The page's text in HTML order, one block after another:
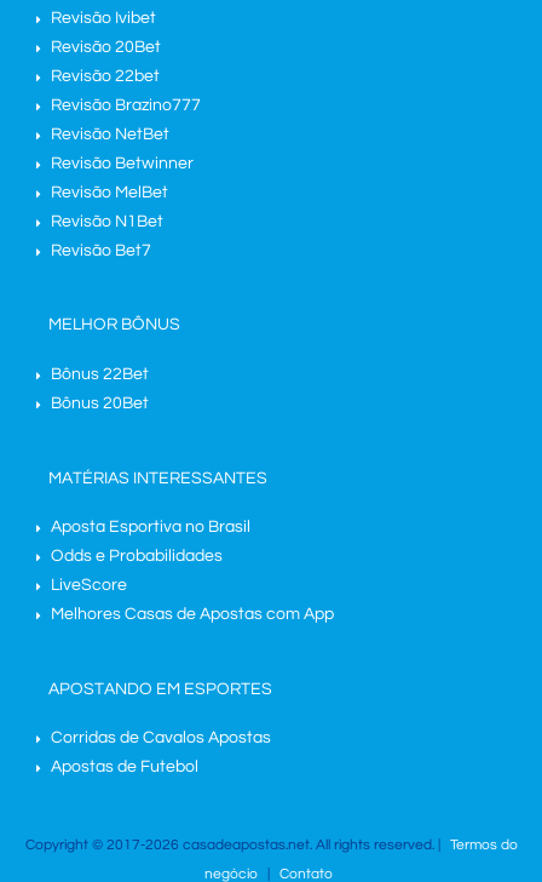
Revisão Ivibet
Revisão 20Bet
Revisão 22bet
Revisão Brazino777
Revisão NetBet
Revisão Betwinner
Revisão MelBet
Revisão N1Bet
Revisão Bet7
MELHOR BÔNUS
Bônus 22Bet
Bônus 20Bet
MATÉRIAS INTERESSANTES
Aposta Esportiva no Brasil
Odds e Probabilidades
LiveScore
Melhores Casas de Apostas com App
APOSTANDO EM ESPORTES
Corridas de Cavalos Apostas
Apostas de Futebol
Copyright © 2017-2026 casadeapostas.net. All rights reserved. |
Termos do
negócio
Contato